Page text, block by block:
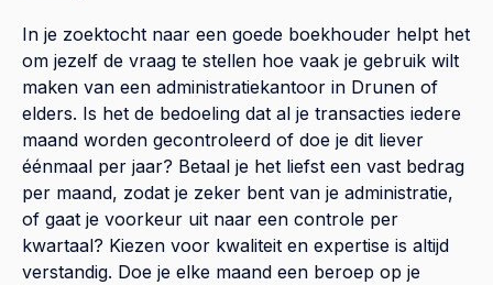
In je zoektocht naar een goede boekhouder helpt het
om jezelf de vraag te stellen hoe vaak je gebruik wilt
maken van een administratiekantoor in Drunen of
elders. Is het de bedoeling dat al je transacties iedere
maand worden gecontroleerd of doe je dit liever
éénmaal per jaar? Betaal je het liefst een vast bedrag
per maand, zodat je zeker bent van je administratie,
of gaat je voorkeur uit naar een controle per
kwartaal? Kiezen voor kwaliteit en expertise is altijd
verstandig. Doe je elke maand een beroep op je